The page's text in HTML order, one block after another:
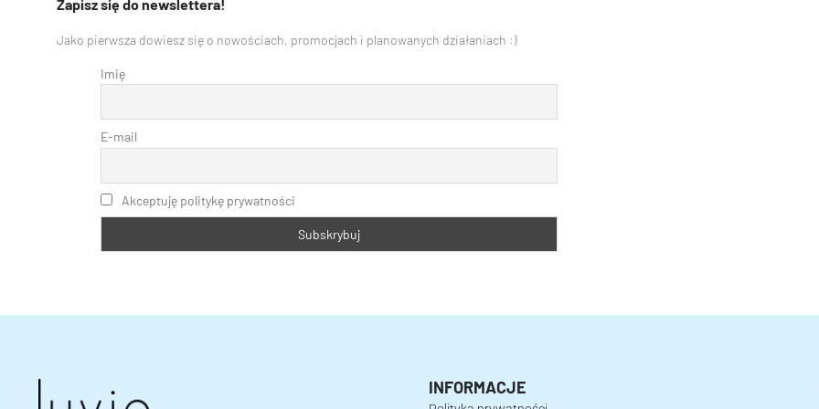
Zapisz się do newslettera!
Jako pierwsza dowiesz się o nowościach, promocjach i planowanych działaniach :)
Imię
E-mail
Akceptuję politykę prywatności
INFORMACJE